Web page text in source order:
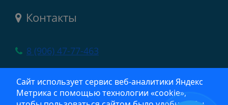
Контакты
8 (906) 47-77-463
crb@list.ru
Сайт использует сервис веб‑аналитики Яндекс
Метрика с помощью технологии «cookie»,